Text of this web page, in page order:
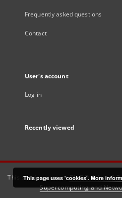
Frequently asked questions
Contact
User's account
Log in
Recently viewed
This service runs onDInGO dLibra
Supercomputing and
This page uses 'cookies'. More